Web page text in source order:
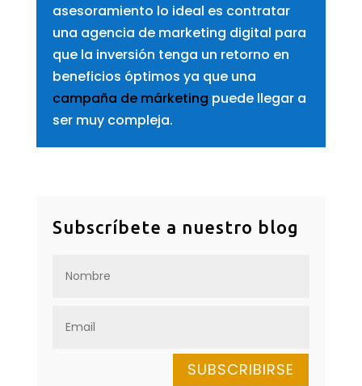
asesoramiento lo ideal es contratar
una agencia de marketing digital para
que la inversión tenga un retorno en
beneficios óptimos ya que una
campaña de márketing puede llegar a
ser muy compleja.
Subscríbete a nuestro blog
SUBSCRIBIRSE